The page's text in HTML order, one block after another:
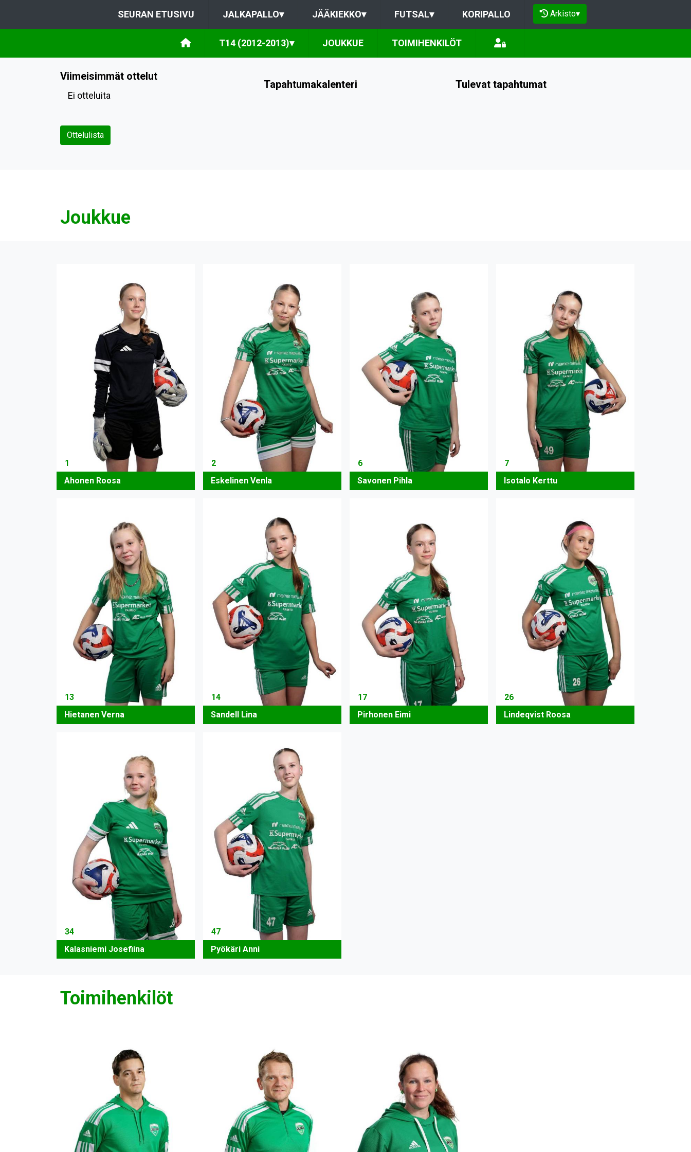
SEURAN ETUSIVU JALKAPALLO▾ JÄÄKIEKKO▾ FUTSAL▾ KORIPALLO Arkisto▾
T14 (2012-2013)▾ JOUKKUE TOIMIHENKILÖT
Viimeisimmät ottelut
Ei otteluita
Ottelulista
Tapahtumakalenteri Tulevat tapahtumat
Joukkue
1
Ahonen Roosa
2
Eskelinen Venla
6
Savonen Pihla
7
Isotalo Kerttu
13
Hietanen Verna
14
Sandell Lina
17
Pirhonen Eimi
26
Lindeqvist Roosa
34
Kalasniemi Josefiina
47
Pyökäri Anni
Toimihenkilöt